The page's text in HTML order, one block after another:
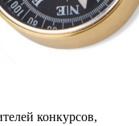
конкурсов,